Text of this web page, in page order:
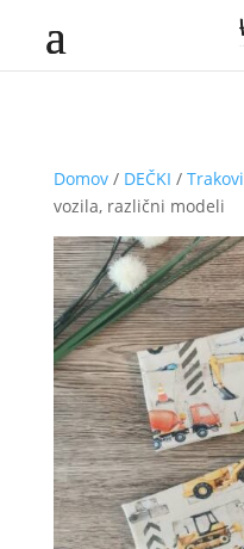
Domov/ DEČKI / Trakovi
vozila, različni modeli